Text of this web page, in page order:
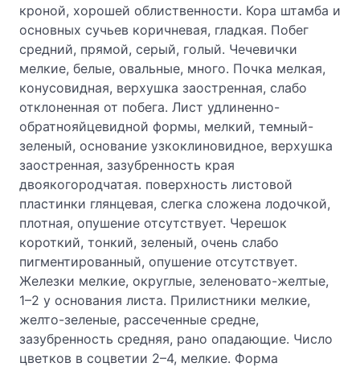
кроной, хорошей облиственности. Кора штамба и
основных сучьев коричневая, гладкая. Побег
средний, прямой, серый, голый. Чечевички
мелкие, белые, овальные, много. Почка мелкая,
конусовидная, верхушка заостренная, слабо
отклоненная от побега. Лист удлиненно-
обратнояйцевидной формы, мелкий, темный-
зеленый, основание узкоклиновидное, верхушка
заостренная, зазубренность края
двоякогородчатая. поверхность листовой
пластинки глянцевая, слегка сложена лодочкой,
плотная, опушение отсутствует. Черешок
короткий, тонкий, зеленый, очень слабо
пигментированный, опушение отсутствует.
Железки мелкие, округлые, зеленовато-желтые,
1–2 у основания листа. Прилистники мелкие,
желто-зеленые, рассеченные средне,
зазубренность средняя, рано опадающие. Число
цветков в соцветии 2–4, мелкие. Форма